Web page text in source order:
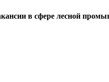
в сфере лесной